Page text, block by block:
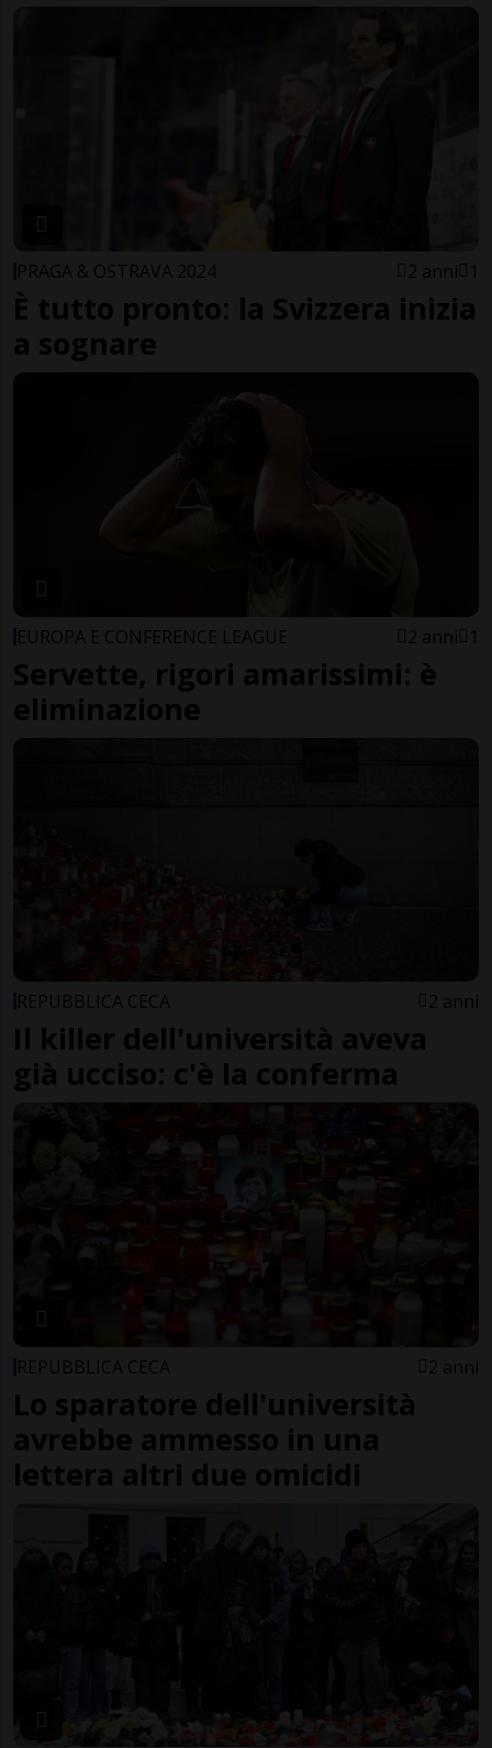
PRAGA & OSTRAVA 2024 2 anni 1
È tutto pronto: la Svizzera inizia
a sognare
EUROPA E CONFERENCE LEAGUE 2 anni 1
Servette, rigori amarissimi: è
eliminazione
REPUBBLICA CECA 2 anni
Il killer dell'università aveva
già ucciso: c'è la conferma
REPUBBLICA CECA 2 anni
Lo sparatore dell'università
avrebbe ammesso in una
lettera altri due omicidi